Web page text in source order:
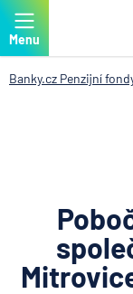
Menu
Banky.cz Penzijní